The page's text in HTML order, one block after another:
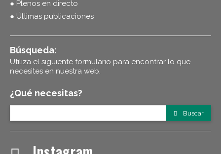
● Plenos en directo
● Últimas publicaciones
Búsqueda:
Utiliza el siguiente formulario para encontrar lo que
necesites en nuestra web.
¿Qué necesitas?
Buscar